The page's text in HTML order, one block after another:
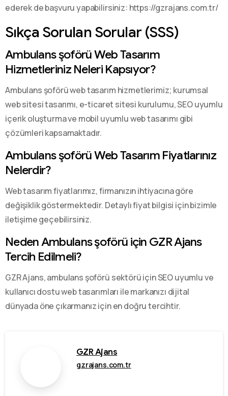
ederek de başvuru yapabilirsiniz: https://gzrajans.com.tr/
Sıkça Sorulan Sorular (SSS)
Ambulans şoförü Web Tasarım
Hizmetleriniz Neleri Kapsıyor?
Ambulans şoförü web tasarım hizmetlerimiz; kurumsal
web sitesi tasarımı, e-ticaret sitesi kurulumu, SEO uyumlu
içerik oluşturma ve mobil uyumlu web tasarımı gibi
çözümleri kapsamaktadır.
Ambulans şoförü Web Tasarım Fiyatlarınız
Nelerdir?
Web tasarım fiyatlarımız, firmanızın ihtiyacına göre
değişiklik göstermektedir. Detaylı fiyat bilgisi için bizimle
iletişime geçebilirsiniz.
Neden Ambulans şoförü için GZR Ajans
Tercih Edilmeli?
GZR Ajans, ambulans şoförü sektörü için SEO uyumlu ve
kullanıcı dostu web tasarımları ile markanızı dijital
dünyada öne çıkarmanız için en doğru tercihtir.
GZR Ajans
gzrajans.com.tr